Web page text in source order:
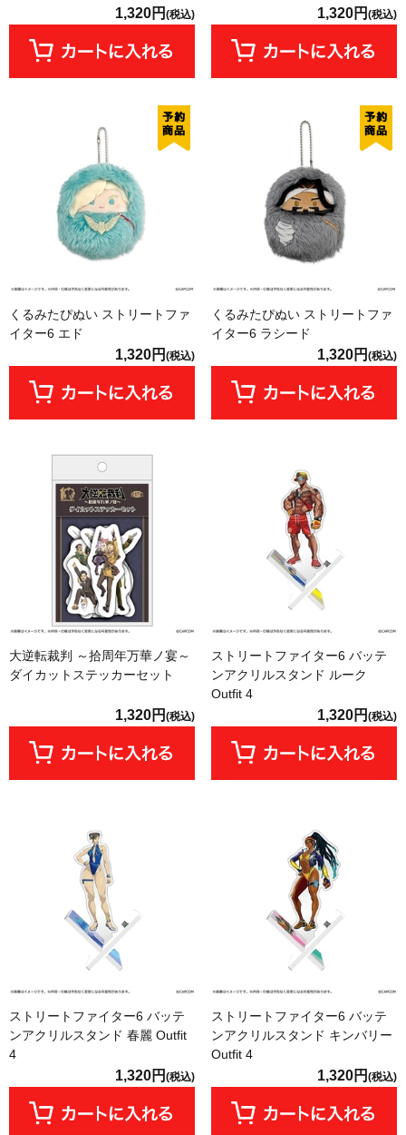
1,320円 (税込) 1,320円 (税込)
くるみたぴぬい ストリートファ
イター6 エド
1,320円 (税込)
くるみたぴぬい ストリートファ
イター6 ラシード
1,320円 (税込)
大逆転裁判 ～拾周年万華ノ宴～
ダイカットステッカーセット
1,320円 (税込)
ストリートファイター6 バッテ
ンアクリルスタンド ルーク
Outfit 4
1,320円 (税込)
ストリートファイター6 バッテ
ンアクリルスタンド 春麗 Outfit
4
1,320円 (税込)
ストリートファイター6 バッテ
ンアクリルスタンド キンバリー
Outfit 4
1,320円 (税込)